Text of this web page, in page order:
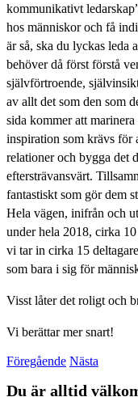
kommunikativt
hos människor och få
är så, ska du lyckas leda
behöver då först förstå
självförtroende,
av allt det som den som
sida kommer att
inspiration som krävs för
relationer och bygga det
eftersträvansvärt.
fantastiskt som gör dem
Hela vägen, inifrån och
under hela 2018, cirka
vi tar in cirka 15
som bara i sig för
Visst låter det roligt och
Vi berättar mer snart!
Föregående Nästa
Du är alltid